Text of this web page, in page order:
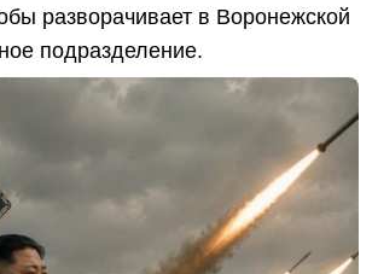
разворачивает в Воронежской
подразделение.